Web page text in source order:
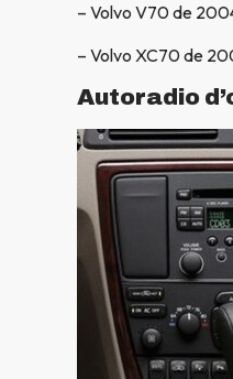
– Volvo V70 de
– Volvo XC70 de
Autoradio